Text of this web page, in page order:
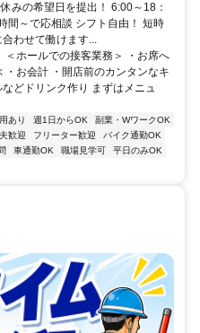
みの希望日を提出！ 6:00～18：
間～で応相談 シフト自由！ 短時
わせて働けます...
ホールでの接客業務＞ ・お席へ
お会計 ・開店前のカンタンなキ
どドリンク作り まずはメニュ
あり 週1日からOK
副業・WワークOK
歓迎 フリーター歓迎
バイク通勤OK
車通勤OK 職場見学可
平日のみOK